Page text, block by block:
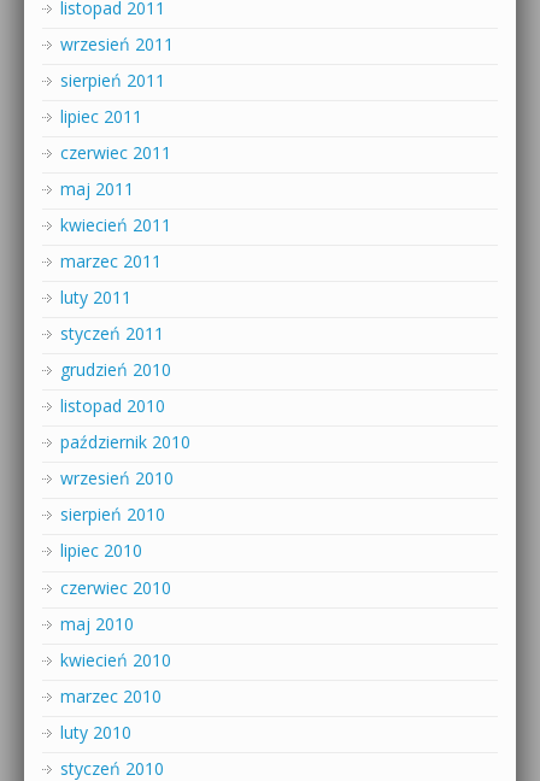
listopad 2011
wrzesień 2011
sierpień 2011
lipiec 2011
czerwiec 2011
maj 2011
kwiecień 2011
marzec 2011
luty 2011
styczeń 2011
grudzień 2010
listopad 2010
październik 2010
wrzesień 2010
sierpień 2010
lipiec 2010
czerwiec 2010
maj 2010
kwiecień 2010
marzec 2010
luty 2010
styczeń 2010